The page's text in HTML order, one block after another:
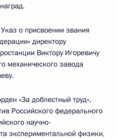
о присвоении звания
директору
Виктору Игоревичу
механического завода
«За доблестный труд»,
Российского федерального
научно-
экспериментальной физики,